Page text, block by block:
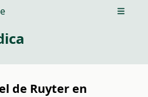
Open
de Ruyter en